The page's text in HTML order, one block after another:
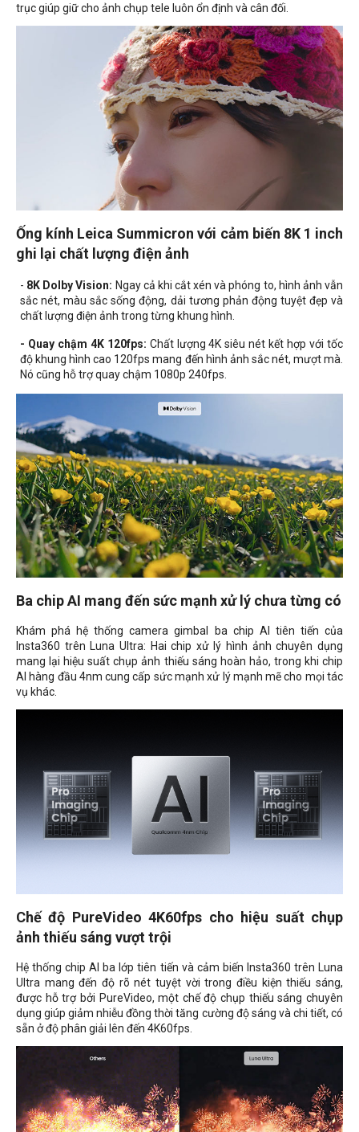
trục giúp giữ cho ảnh chụp tele luôn ổn định và cân đối.
Ống kính Leica Summicron với cảm biến 8K 1 inch
ghi lại chất lượng điện ảnh
- 8K Dolby Vision: Ngay cả khi cắt xén và phóng to, hình ảnh vẫn
sắc nét, màu sắc sống động, dải tương phản động tuyệt đẹp và
chất lượng điện ảnh trong từng khung hình.
- Quay chậm 4K 120fps: Chất lượng 4K siêu nét kết hợp với tốc
độ khung hình cao 120fps mang đến hình ảnh sắc nét, mượt mà.
Nó cũng hỗ trợ quay chậm 1080p 240fps.
Ba chip AI mang đến sức mạnh xử lý chưa từng có
Khám phá hệ thống camera gimbal ba chip AI tiên tiến của
Insta360 trên Luna Ultra: Hai chip xử lý hình ảnh chuyên dụng
mang lại hiệu suất chụp ảnh thiếu sáng hoàn hảo, trong khi chip
AI hàng đầu 4nm cung cấp sức mạnh xử lý mạnh mẽ cho mọi tác
vụ khác.
Chế độ PureVideo 4K60fps cho hiệu suất chụp
ảnh thiếu sáng vượt trội
Hệ thống chip AI ba lớp tiên tiến và cảm biến Insta360 trên Luna
Ultra mang đến độ rõ nét tuyệt vời trong điều kiện thiếu sáng,
được hỗ trợ bởi PureVideo, một chế độ chụp thiếu sáng chuyên
dụng giúp giảm nhiễu đồng thời tăng cường độ sáng và chi tiết, có
sẵn ở độ phân giải lên đến 4K60fps.